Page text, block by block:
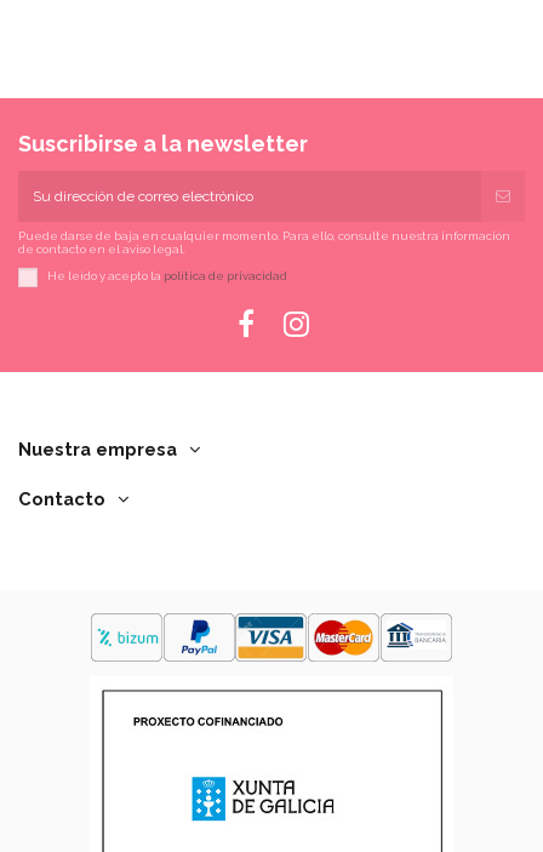
Suscribirse a la newsletter
Puede darse de baja en cualquier momento. Para ello, consulte nuestra información
de contacto en el aviso legal.
He leído y acepto la política de privacidad
Nuestra empresa
Contacto